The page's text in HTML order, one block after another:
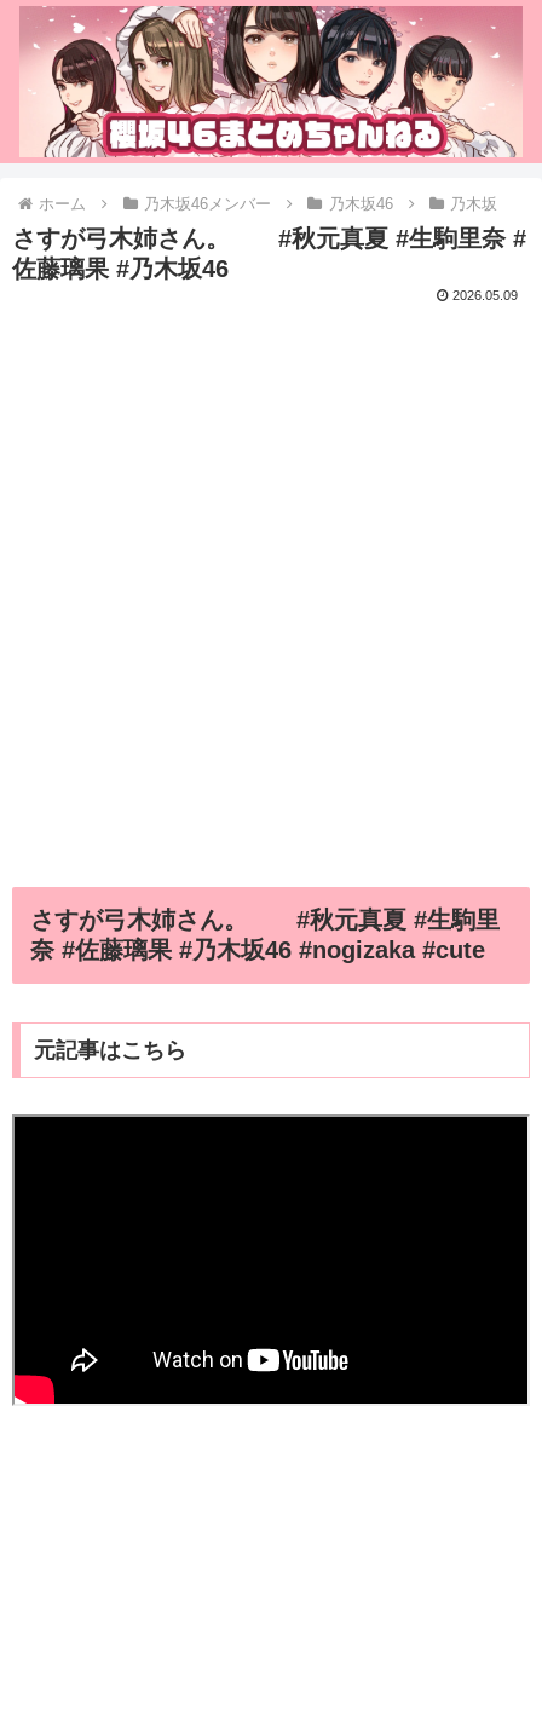
ホーム 乃木坂46メンバー 乃木坂46 乃木坂
さすが弓木姉さん。 #秋元真夏 #生駒里奈 #
佐藤璃果 #乃木坂46
2026.05.09
さすが弓木姉さん。 #秋元真夏 #生駒里
奈 #佐藤璃果 #乃木坂46 #nogizaka #cute
元記事はこちら